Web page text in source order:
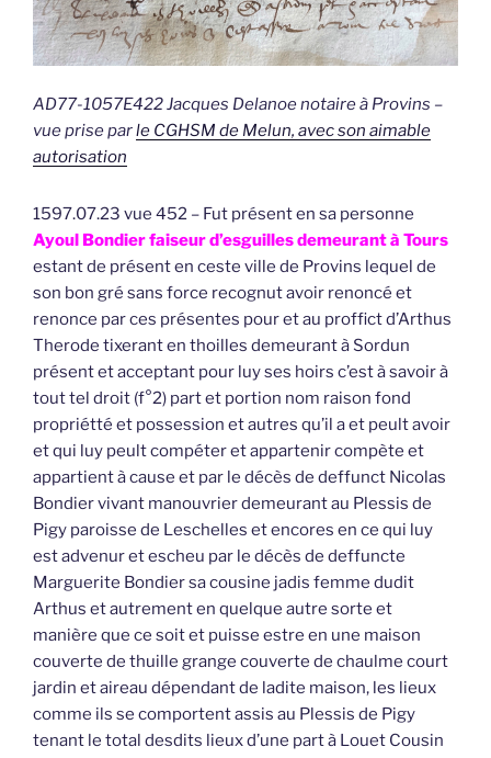
AD77-1057E422 Jacques Delanoe notaire à Provins –
vue prise parle CGHSM de Melun, avec son aimable
autorisation
1597.07.23 vue 452 – Fut présent en sa personne
Ayoul Bondier faiseur d’esguilles demeurant à Tours
estant de présent en ceste ville de Provins lequel de
son bon gré sans force recognut avoir renoncé et
renonce par ces présentes pour et au proffict d’Arthus
Therode tixerant en thoilles demeurant à Sordun
présent et acceptant pour luy ses hoirs c’est à savoir à
tout tel droit (f°2) part et portion nom raison fond
propriétté et possession et autres qu’il a et peult avoir
et qui luy peult compéter et appartenir compète et
appartient à cause et par le décès de deffunct Nicolas
Bondier vivant manouvrier demeurant au Plessis de
Pigy paroisse de Leschelles et encores en ce qui luy
est advenur et escheu par le décès de deffuncte
Marguerite Bondier sa cousine jadis femme dudit
Arthus et autrement en quelque autre sorte et
manière que ce soit et puisse estre en une maison
couverte de thuille grange couverte de chaulme court
jardin et aireau dépendant de ladite maison, les lieux
comme ils se comportent assis au Plessis de Pigy
tenant le total desdits lieux d’une part à Louet Cousin